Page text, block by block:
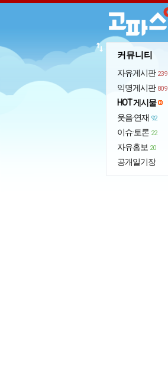
커뮤니티
자유게시판 239
익명게시판 809
HOT 게시물
웃음·연재 92
이슈·토론 22
자유홍보 20
공개일기장
import_export